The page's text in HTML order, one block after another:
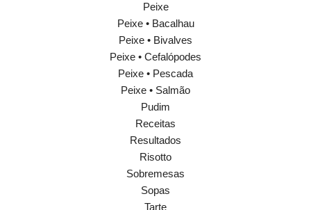
Peixe
Peixe • Bacalhau
Peixe • Bivalves
Peixe • Cefalópodes
Peixe • Pescada
Peixe • Salmão
Pudim
Receitas
Resultados
Risotto
Sobremesas
Sopas
Tarte